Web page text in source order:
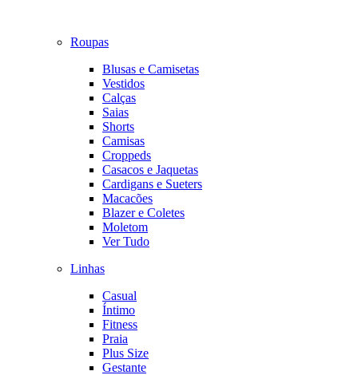
Roupas
Blusas e Camisetas
Vestidos
Calças
Saias
Shorts
Camisas
Croppeds
Casacos e Jaquetas
Cardigans e Sueters
Macacões
Blazer e Coletes
Moletom
Ver Tudo
Linhas
Casual
Íntimo
Fitness
Praia
Plus Size
Gestante